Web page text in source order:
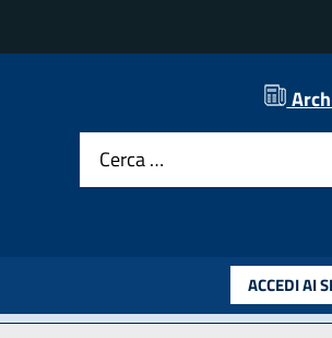
Cerca …
ACCEDI AI
Amministrazione
Piano triennale per la prevenzione
corruzione e della trasparenza